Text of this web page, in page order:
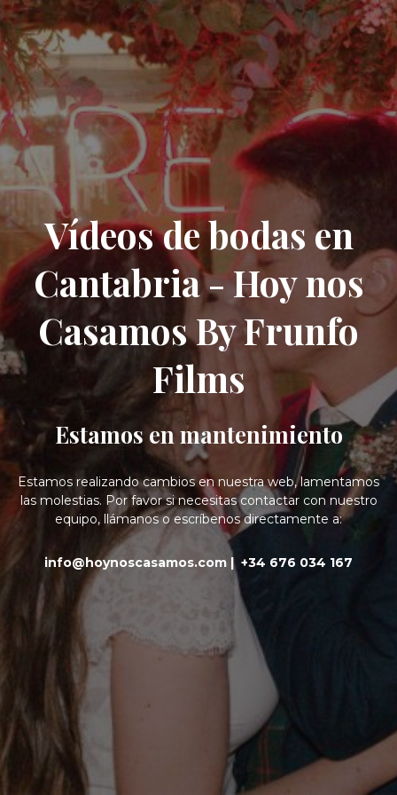
Vídeos de bodas en
Cantabria - Hoy nos
Casamos By Frunfo
Films
Estamos en mantenimiento
Estamos realizando cambios en nuestra web, lamentamos
las molestias. Por favor si necesitas contactar con nuestro
equipo, llámanos o escríbenos directamente a:
info@hoynoscasamos.com | +34 676 034 167